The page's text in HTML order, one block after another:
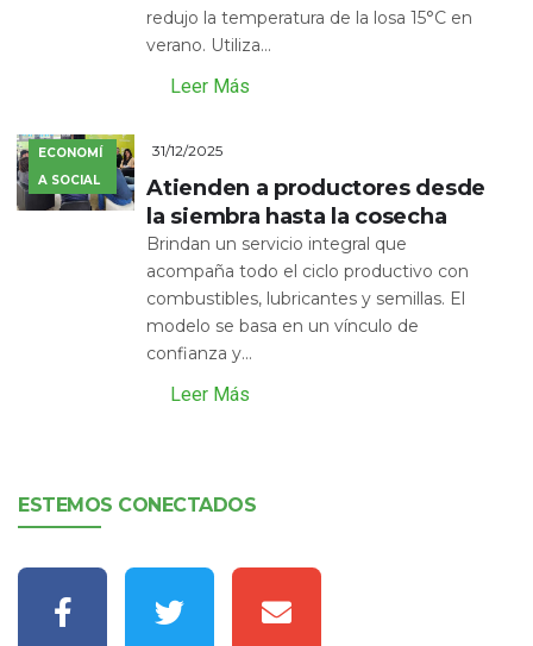
redujo la temperatura de la losa 15°C en
verano. Utiliza...
Leer Más
ECONOMÍ
A SOCIAL
31/12/2025
Atienden a productores desde
la siembra hasta la cosecha
Brindan un servicio integral que
acompaña todo el ciclo productivo con
combustibles, lubricantes y semillas. El
modelo se basa en un vínculo de
confianza y...
Leer Más
ESTEMOS CONECTADOS